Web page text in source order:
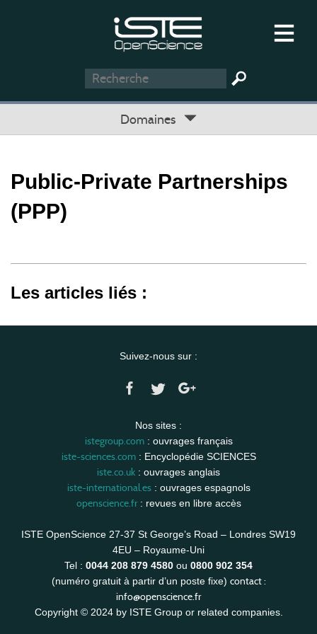
Domaines
Public-Private Partnerships
(PPP)
Les articles liés :
Suivez-nous sur :
Nos sites :
istegroup.com: ouvrages français
iste-sciences.com: Encyclopédie SCIENCES
iste.co.uk : ouvrages anglais
iste-international.es: ouvrages espagnols
openscience.fr: revues en libre accès
ISTE OpenScience 27-37 St George’s Road – Londres SW19
4EU – Royaume-Uni
Tel : 0044 208 879 4580 ou 0800 902 354
(numéro gratuit à partir d’un poste fixe) contact :
info@openscience.fr
Copyright © 2024 by ISTE Group or related companies.